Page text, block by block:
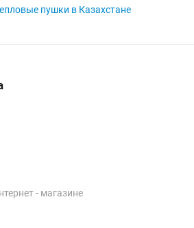
пушки в Казахстане
- магазине